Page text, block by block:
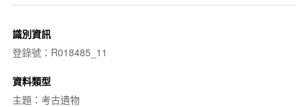
識別資訊
登錄號：R018485_11
資料類型
主題：考古遺物